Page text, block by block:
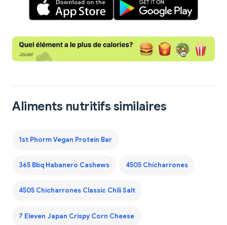
Aliments nutritifs similaires
1st Phorm Vegan Protein Bar
365 Bbq Habanero Cashews 4505 Chicharrones
4505 Chicharrones Classic Chili Salt
7 Eleven Japan Crispy Corn Cheese